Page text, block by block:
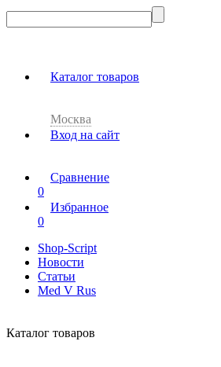
Каталог товаров
Москва
Вход на сайт
Сравнение
0
Избранное
0
Shop-Script
Новости
Статьи
Med V Rus
Каталог товаров